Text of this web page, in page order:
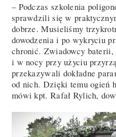
– Podczas szkolenia
sprawdzili się w
dobrze. Musieliśmy
dowodzenia i po wykryciu
chronić. Zwiadowcy baterii,
i w nocy przy użyciu
przekazywali dokładne
od nich. Dzięki temu ogień
mówi kpt. Rafał Rylich,